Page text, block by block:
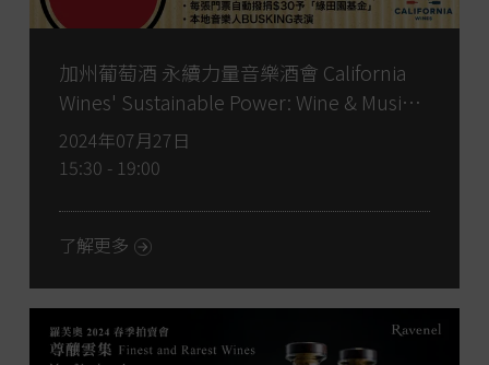
加州葡萄酒 永續力量音樂酒會 California
Wines' Sustainable Power: Wine & Music
Day
2024年07月27日
15:30 - 19:00
了解更多